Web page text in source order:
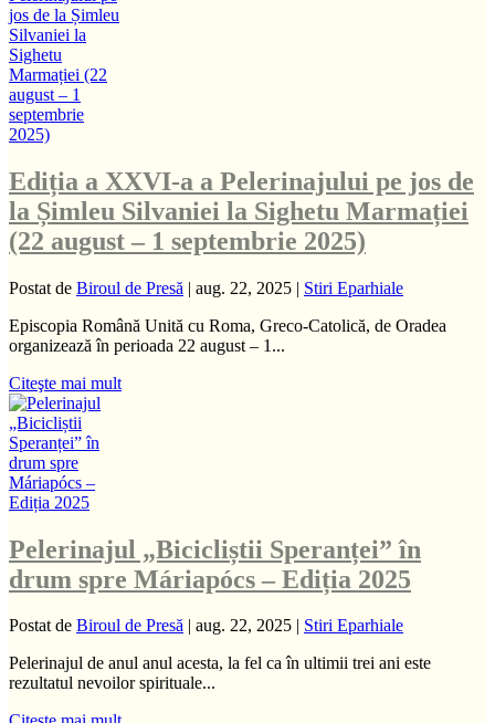
Ediția a XXVI-a a Pelerinajului pe jos de
la Șimleu Silvaniei la Sighetu Marmației
(22 august – 1 septembrie 2025)
Postat de Biroul de Presă | aug. 22, 2025 | Stiri Eparhiale
Episcopia Română Unită cu Roma, Greco-Catolică, de Oradea
organizează în perioada 22 august – 1...
Citeşte mai mult
Pelerinajul „Bicicliștii Speranței” în
drum spre Máriapócs – Ediția 2025
Postat de Biroul de Presă | aug. 22, 2025 | Stiri Eparhiale
Pelerinajul de anul anul acesta, la fel ca în ultimii trei ani este
rezultatul nevoilor spirituale...